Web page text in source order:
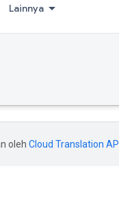
Lainnya
oleh Cloud Translation API